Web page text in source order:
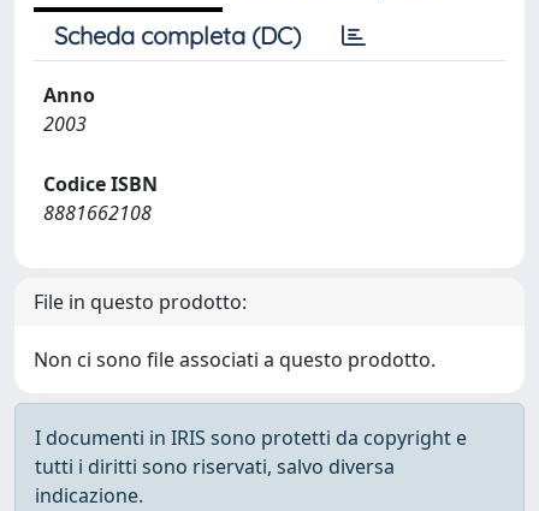
Scheda completa (DC)
Anno
2003
Codice ISBN
8881662108
File in questo prodotto:
Non ci sono file associati a questo prodotto.
I documenti in IRIS sono protetti da copyright e
tutti i diritti sono riservati, salvo diversa
indicazione.